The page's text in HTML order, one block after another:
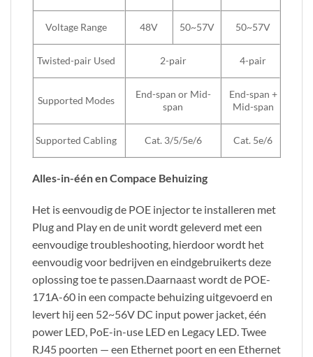
Voltage Range 48V 50~57V 50~57V
Twisted-pair Used 2-pair 4-pair
Supported Modes
End-span or Mid-
span
End-span +
Mid-span
Supported Cabling Cat. 3/5/5e/6 Cat. 5e/6
Alles-in-één en Compace Behuizing
Het is eenvoudig de POE injector te installeren met
Plug and Play en de unit wordt geleverd met een
eenvoudige troubleshooting, hierdoor wordt het
eenvoudig voor bedrijven en eindgebruikerts deze
oplossing toe te passen.Daarnaast wordt de POE-
171A-60 in een compacte behuizing uitgevoerd en
levert hij een 52~56V DC input power jacket, één
power LED, PoE-in-use LED en Legacy LED. Twee
RJ45 poorten — een Ethernet poort en een Ethernet